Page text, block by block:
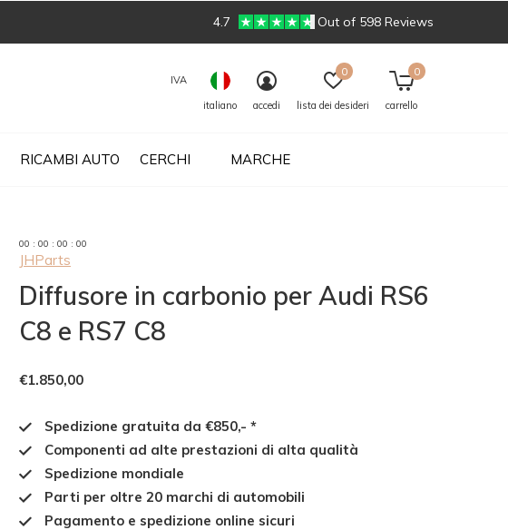
RICAMBI AUTO CERCHI MARCHE
IVA
italiano
accedi lista dei desideri
0
carrello
0
4.7 Out of 598 Reviews
00 : 00 : 00 : 00
JHParts
Diffusore in carbonio per Audi RS6
C8 e RS7 C8
€1.850,00
Spedizione gratuita da €850,- *
Componenti ad alte prestazioni di alta qualità
Spedizione mondiale
Parti per oltre 20 marchi di automobili
Pagamento e spedizione online sicuri